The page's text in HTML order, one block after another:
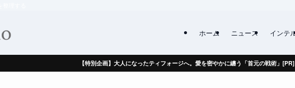
ホーム ニュース インテ
【特別企画】大人になったティフォージへ。愛を密やかに纏う「首元の戦術」[PR]